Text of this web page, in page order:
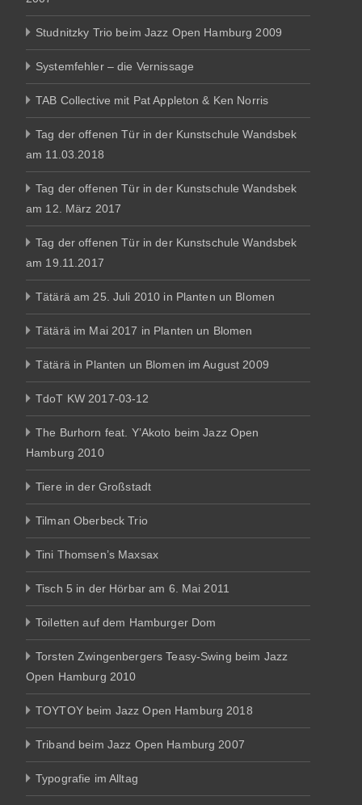
Studnitzky Trio beim Jazz Open Hamburg 2009
Systemfehler – die Vernissage
TAB Collective mit Pat Appleton & Ken Norris
Tag der offenen Tür in der Kunstschule Wandsbek
am 11.03.2018
Tag der offenen Tür in der Kunstschule Wandsbek
am 12. März 2017
Tag der offenen Tür in der Kunstschule Wandsbek
am 19.11.2017
Tätärä am 25. Juli 2010 in Planten un Blomen
Tätärä im Mai 2017 in Planten un Blomen
Tätärä in Planten un Blomen im August 2009
TdoT KW 2017-03-12
The Burhorn feat. Y’Akoto beim Jazz Open
Hamburg 2010
Tiere in der Großstadt
Tilman Oberbeck Trio
Tini Thomsen’s Maxsax
Tisch 5 in der Hörbar am 6. Mai 2011
Toiletten auf dem Hamburger Dom
Torsten Zwingenbergers Teasy-Swing beim Jazz
Open Hamburg 2010
TOYTOY beim Jazz Open Hamburg 2018
Triband beim Jazz Open Hamburg 2007
Typografie im Alltag